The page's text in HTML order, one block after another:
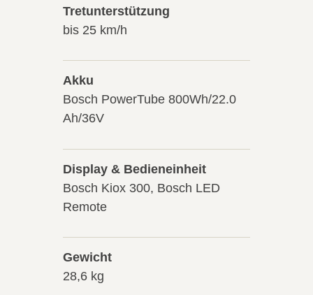
Tretunterstützung
bis 25 km/h
Akku
Bosch PowerTube 800Wh/22.0
Ah/36V
Display & Bedieneinheit
Bosch Kiox 300, Bosch LED
Remote
Gewicht
28,6 kg